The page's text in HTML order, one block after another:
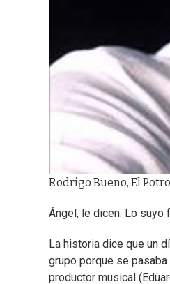
Rodrigo Bueno, El
Ángel, le dicen. Lo suyo
La historia dice que un
grupo porque se pasaba
productor musical